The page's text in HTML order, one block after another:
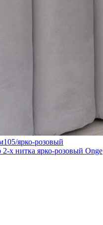
ярко-розовый
х нитка ярко-розовый Onge